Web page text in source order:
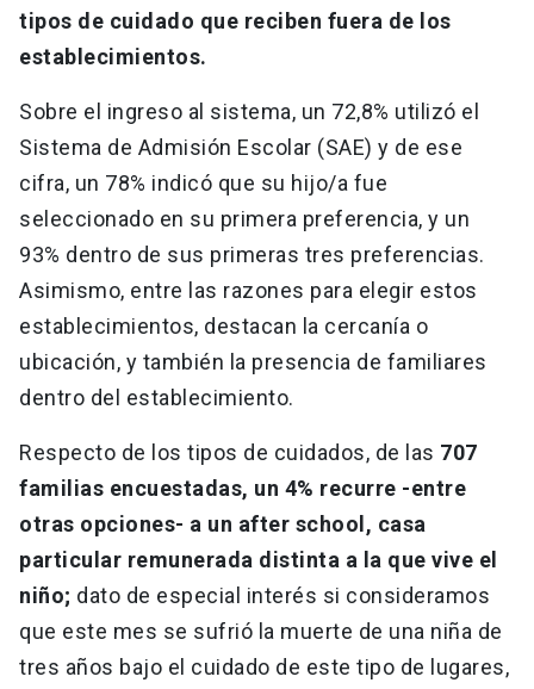
tipos de cuidado que reciben fuera de los
establecimientos.
Sobre el ingreso al sistema, un 72,8% utilizó el
Sistema de Admisión Escolar (SAE) y de ese
cifra, un 78% indicó que su hijo/a fue
seleccionado en su primera preferencia, y un
93% dentro de sus primeras tres preferencias.
Asimismo, entre las razones para elegir estos
establecimientos, destacan la cercanía o
ubicación, y también la presencia de familiares
dentro del establecimiento.
Respecto de los tipos de cuidados, de las 707
familias encuestadas, un 4% recurre -entre
otras opciones- a un after school, casa
particular remunerada distinta a la que vive el
niño; dato de especial interés si consideramos
que este mes se sufrió la muerte de una niña de
tres años bajo el cuidado de este tipo de lugares,